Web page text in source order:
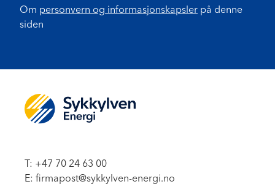
T: +47 70 24 63 00
E: firmapost@sykkylven-energi.no
Om personvern og informasjonskapsler på denne
siden